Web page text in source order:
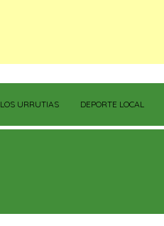
LOS URRUTIAS DEPORTE LOCAL